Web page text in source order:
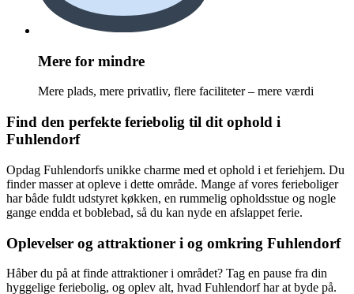
Mere for mindre
Mere plads, mere privatliv, flere faciliteter – mere værdi
Find den perfekte feriebolig til dit ophold i
Fuhlendorf
Opdag Fuhlendorfs unikke charme med et ophold i et feriehjem. Du
finder masser at opleve i dette område. Mange af vores ferieboliger
har både fuldt udstyret køkken, en rummelig opholdsstue og nogle
gange endda et boblebad, så du kan nyde en afslappet ferie.
Oplevelser og attraktioner i og omkring Fuhlendorf
Håber du på at finde attraktioner i området? Tag en pause fra din
hyggelige feriebolig, og oplev alt, hvad Fuhlendorf har at byde på.